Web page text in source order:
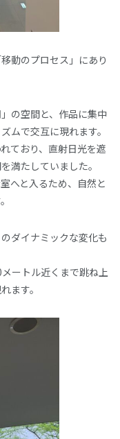
動のプロセス」にあり
の空間と、作品に集中
ムで交互に現れます。
ており、直射日光を遮
満たしていました。
へと入るため、自然と
ダイナミックな変化も
ートル近くまで跳ね上
ます。